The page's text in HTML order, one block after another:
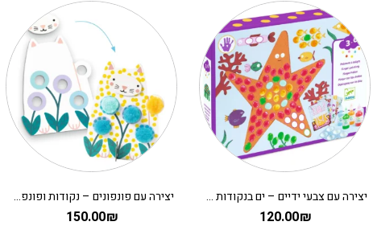
יצירה עם צבעי ידיים – ים בנקודות DJECO
120.00₪
יצירה עם פונפונים – נקודות ופונפונים בדשא DJECO
150.00₪